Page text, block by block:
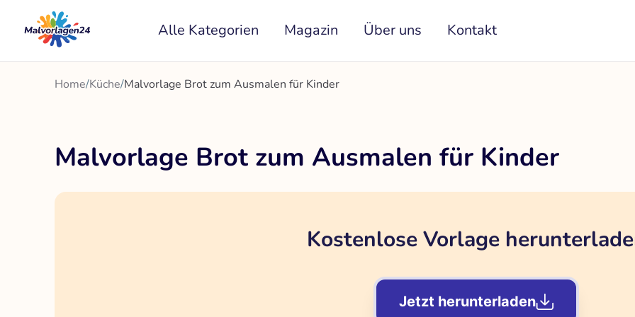
Inhalt
springen
Alle Kategorien Magazin Über uns Kontakt
Home/Küche/Malvorlage Brot zum Ausmalen für Kinder
Malvorlage Brot zum Ausmalen für Kinder
Kostenlose Vorlage
Jetzt herunterladen